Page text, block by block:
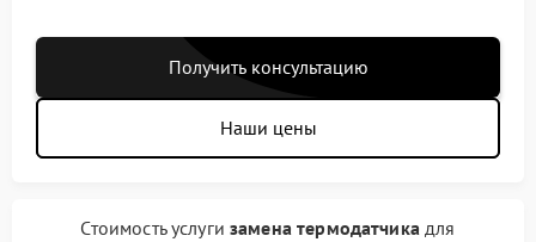
Получить консультацию
Наши цены
Стоимость услугизамена термодатчика для